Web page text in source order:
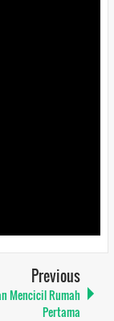
Previous
Mencicil Rumah
Pertama